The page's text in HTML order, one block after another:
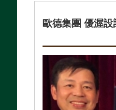
歐德集團 優渥